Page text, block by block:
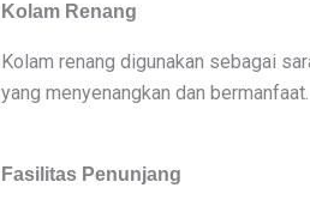
Kolam Renang
Kolam renang digunakan sebagai
yang menyenangkan dan bermanfaat.
Fasilitas Penunjang